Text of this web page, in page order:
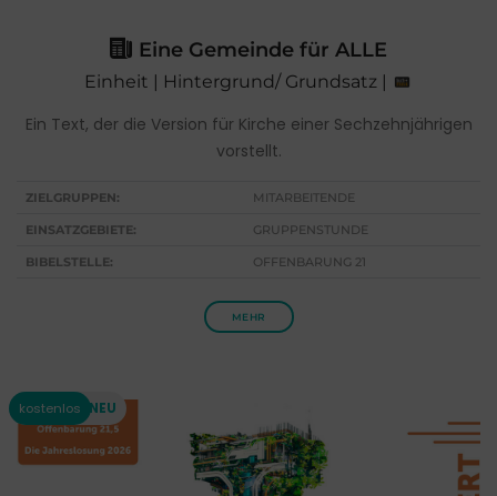
Eine Gemeinde für ALLE
Einheit | Hintergrund/ Grundsatz |
Ein Text, der die Version für Kirche einer Sechzehnjährigen
vorstellt.
ZIELGRUPPEN: MITARBEITENDE
EINSATZGEBIETE: GRUPPENSTUNDE
BIBELSTELLE: OFFENBARUNG 21
MEHR